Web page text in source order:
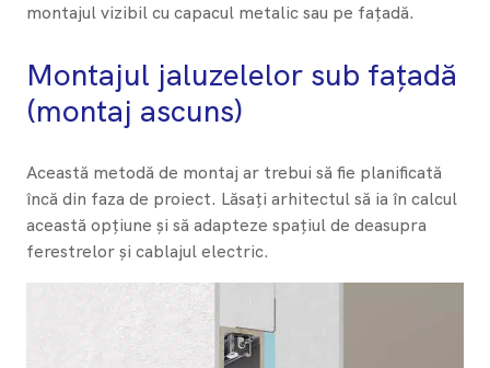
montajul vizibil cu capacul metalic sau pe fațadă.
Montajul jaluzelelor sub fațadă
(montaj ascuns)
Această metodă de montaj ar trebui să fie planificată
încă din faza de proiect. Lăsați arhitectul să ia în calcul
această opțiune și să adapteze spațiul de deasupra
ferestrelor și cablajul electric.